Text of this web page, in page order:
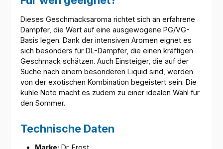
Dieses Geschmacksaroma richtet sich an erfahrene
Dampfer, die Wert auf eine ausgewogene PG/VG-
Basis legen. Dank der intensiven Aromen eignet es
sich besonders für DL-Dampfer, die einen kräftigen
Geschmack schätzen. Auch Einsteiger, die auf der
Suche nach einem besonderen Liquid sind, werden
von der exotischen Kombination begeistert sein. Die
kühle Note macht es zudem zu einer idealen Wahl für
den Sommer.
Technische Daten
Marke: Dr. Frost